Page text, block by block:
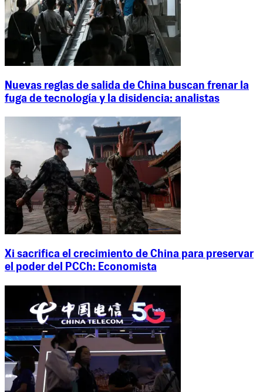
Nuevas reglas de salida de China buscan frenar la
fuga de tecnología y la disidencia: analistas
Xi sacrifica el crecimiento de China para preservar
el poder del PCCh: Economista